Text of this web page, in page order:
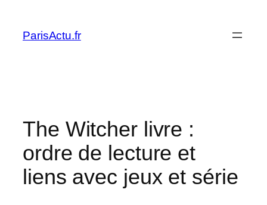
content
ParisActu.fr
The Witcher livre :
ordre de lecture et
liens avec jeux et série